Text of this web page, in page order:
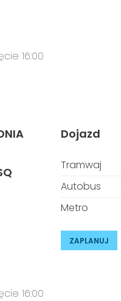
16:00
16:00
Dojazd
Tramwaj
Autobus
Metro
ZAPLANUJ